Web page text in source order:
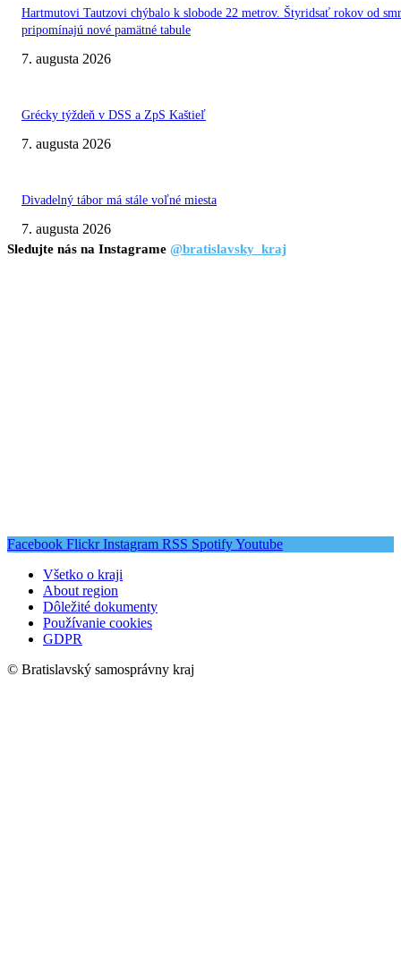
Hartmutovi Tautzovi chýbalo k slobode 22 metrov. Štyridsať rokov od
pripomínajú nové pamätné tabule
7. augusta 2026
Grécky týždeň v DSS a ZpS Kaštieľ
7. augusta 2026
Divadelný tábor má stále voľné miesta
7. augusta 2026
Sledujte nás na Instagrame @bratislavsky_kraj
Facebook Flickr Instagram RSS SpotifyYoutube
Všetko o kraji
About region
Dôležité dokumenty
Používanie cookies
GDPR
© Bratislavský samosprávny kraj